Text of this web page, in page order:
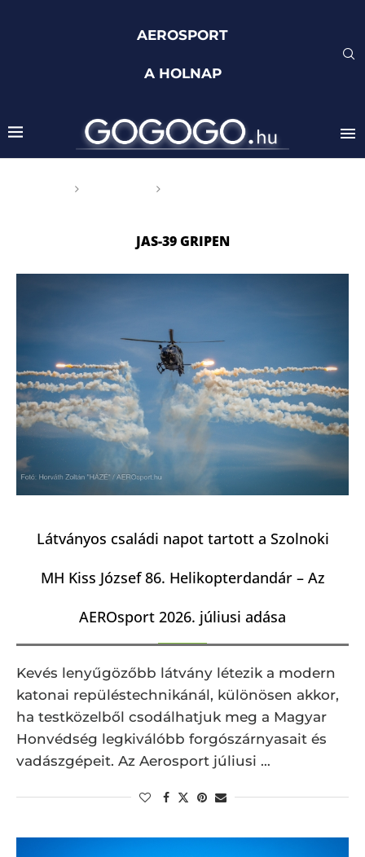
AEROSPORT
A HOLNAP
JAS-39 GRIPEN
Látványos családi napot tartott a Szolnoki
MH Kiss József 86. Helikopterdandár – Az
AEROsport 2026. júliusi adása
Kevés lenyűgözőbb látvány létezik a modern
katonai repüléstechnikánál, különösen akkor,
ha testközelből csodálhatjuk meg a Magyar
Honvédség legkiválóbb forgószárnyasait és
vadászgépeit. Az Aerosport júliusi …